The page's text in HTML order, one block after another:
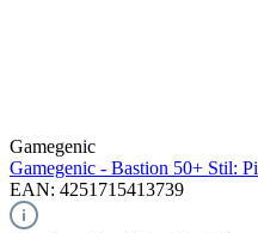
Gamegenic
Gamegenic - Bastion 50+ Stil:
EAN: 4251715413739